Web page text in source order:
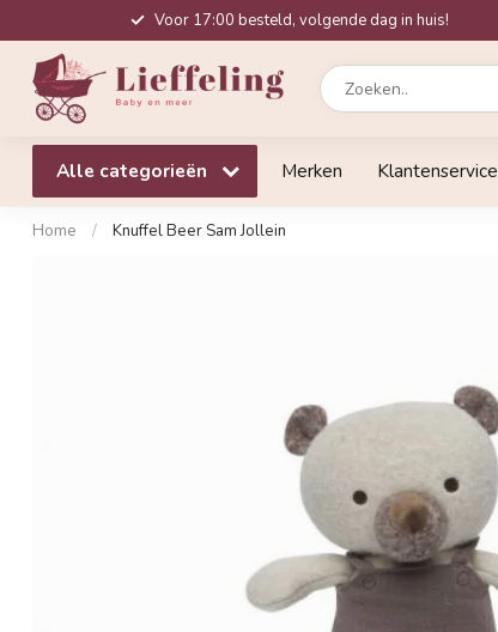
Voor 17:00 besteld, volgende dag in huis!
Alle categorieën Merken Klantenservice
Home / Knuffel Beer Sam Jollein